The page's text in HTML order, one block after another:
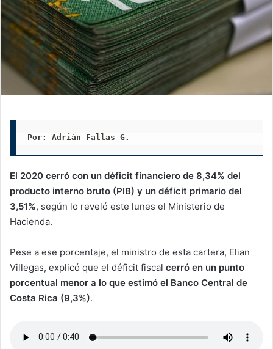
Por: Adrián Fallas G.
El 2020 cerró con un déficit financiero de 8,34% del
producto interno bruto (PIB) y un déficit primario del
3,51%, según lo reveló este lunes el Ministerio de
Hacienda.
Pese a ese porcentaje, el ministro de esta cartera, Elian
Villegas, explicó que el déficit fiscal cerró en un punto
porcentual menor a lo que estimó el Banco Central de
Costa Rica (9,3%).